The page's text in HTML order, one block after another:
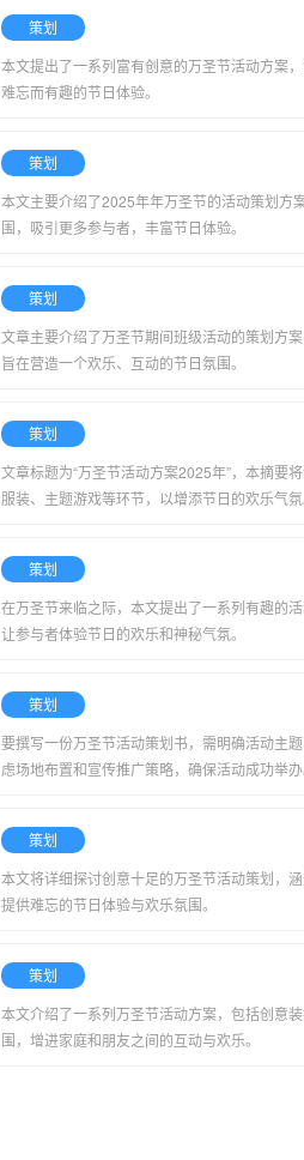
策划
本文提出了一系列富有创意的万圣节活动方案
难忘而有趣的节日体验。
策划
本文主要介绍了2025年年万圣节的活动策划方
围，吸引更多参与者，丰富节日体验。
策划
文章主要介绍了万圣节期间班级活动的策划方
旨在营造一个欢乐、互动的节日氛围。
策划
文章标题为“万圣节活动方案2025年”，本摘要
服装、主题游戏等环节，以增添节日的欢乐气氛
策划
在万圣节来临之际，本文提出了一系列有趣的
让参与者体验节日的欢乐和神秘气氛。
策划
要撰写一份万圣节活动策划书，需明确活动主
虑场地布置和宣传推广策略，确保活动成功举办
策划
本文将详细探讨创意十足的万圣节活动策划，
提供难忘的节日体验与欢乐氛围。
策划
本文介绍了一系列万圣节活动方案，包括创意
围，增进家庭和朋友之间的互动与欢乐。